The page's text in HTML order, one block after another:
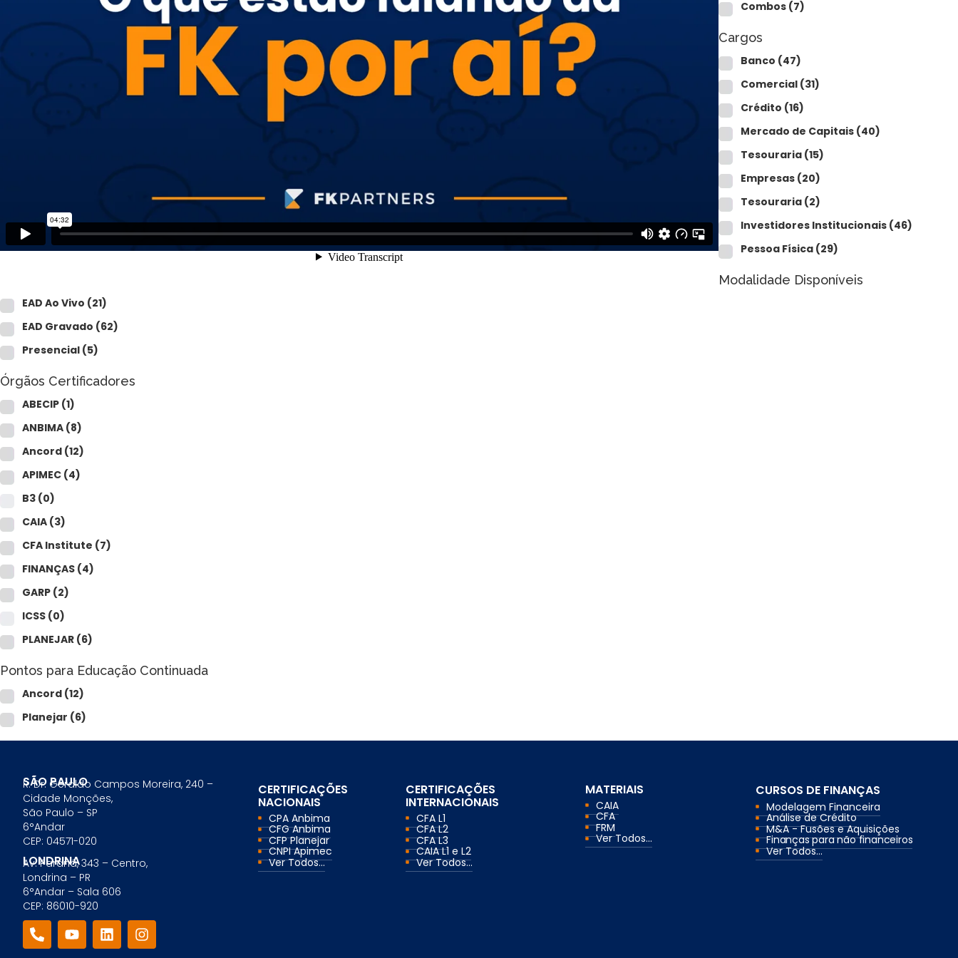
CFA®
CAIA®
FRM®
Ver todos
Modelagem Financeira Aplicada
Curso Avan. de Análise de Crédito
M&A – Fusões e Aquisições
Ver todos (+50 cursos)
Crédito Bancário
Comercial Bancário
Tesouraria Bancária
Ver todos
Combos (7)
Cargos
Banco (47)
Comercial (31)
Crédito (16)
Mercado de Capitais (40)
Tesouraria (15)
Empresas (20)
Tesouraria (2)
Investidores Institucionais (46)
Pessoa Física (29)
Modalidade Disponíveis
EAD Ao Vivo (21)
EAD Gravado (62)
Presencial (5)
Órgãos Certificadores
ABECIP (1)
ANBIMA (8)
Ancord (12)
APIMEC (4)
B3 (0)
CAIA (3)
CFA Institute (7)
FINANÇAS (4)
GARP (2)
ICSS (0)
PLANEJAR (6)
Pontos para Educação Continuada
Ancord (12)
Planejar (6)
SÃO PAULO
R. Dr. Geraldo Campos Moreira, 240 –
Cidade Monções,
São Paulo – SP
6°Andar
CEP: 04571-020
LONDRINA
Av. Paraná, 343 – Centro,
Londrina – PR
6°Andar – Sala 606
CEP: 86010-920
CERTIFICAÇÕES
NACIONAIS
CPA Anbima
CFG Anbima
CFP Planejar
CNPI Apimec
Ver Todos...
CERTIFICAÇÕES
INTERNACIONAIS
CFA L1
CFA L2
CFA L3
CAIA L1 e L2
Ver Todos...
MATERIAIS
CAIA
CFA
FRM
Ver Todos...
CURSOS DE FINANÇAS
Modelagem Financeira
Análise de Crédito
M&A - Fusões e Aquisições
Finanças para não financeiros
Ver Todos...